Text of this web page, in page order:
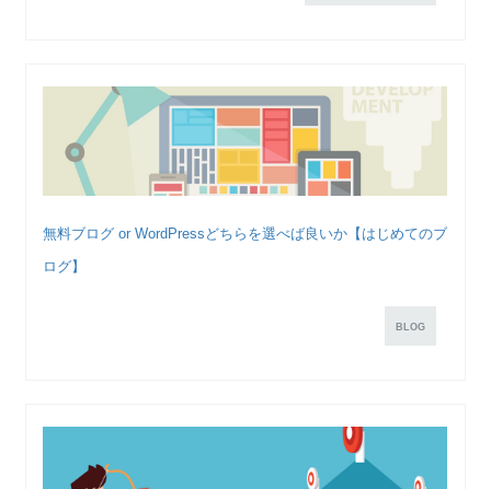
無料ブログ or WordPressどちらを選べば良いか【はじめてのブ
ログ】
BLOG